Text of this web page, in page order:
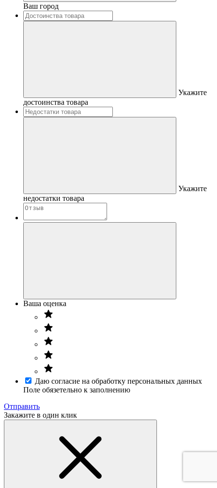
Ваш город
Укажите
достоинства товара
Укажите
недостатки товара
Ваша оценка
Даю согласие на обработку персональных данных
Поле обязетельно к заполнению
Отправить
Закажите в один клик